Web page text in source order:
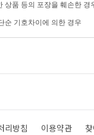
상품 등의 포장을 훼손한 경
순 기호차이에 의한 경우
리방침 이용약관